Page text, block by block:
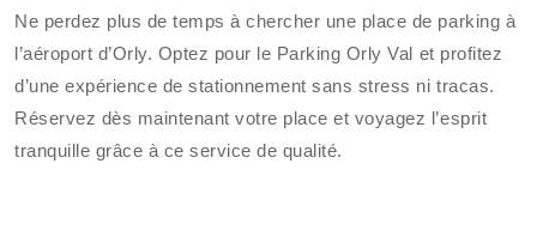
Ne perdez plus de temps à chercher une place de parking à
l’aéroport d’Orly. Optez pour le Parking Orly Val et profitez
d’une expérience de stationnement sans stress ni tracas.
Réservez dès maintenant votre place et voyagez l’esprit
tranquille grâce à ce service de qualité.